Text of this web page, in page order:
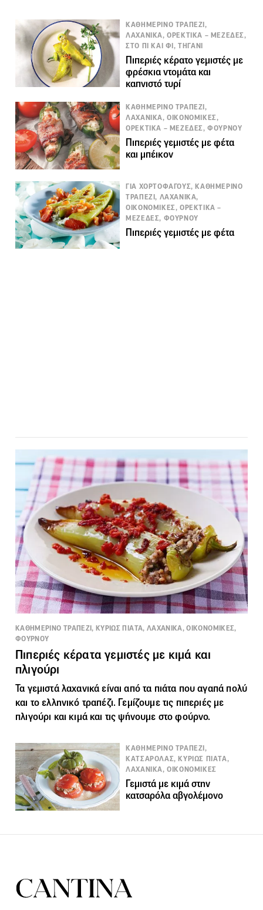
ΚΑΘΗΜΕΡΙΝΟ ΤΡΑΠΕΖΙ,
ΛΑΧΑΝΙΚΑ, ΟΡΕΚΤΙΚΑ – ΜΕΖΕΔΕΣ,
ΣΤΟ ΠΙ ΚΑΙ ΦΙ, ΤΗΓΑΝΙ
Πιπεριές κέρατο γεμιστές με
φρέσκια ντομάτα και
καπνιστό τυρί
ΚΑΘΗΜΕΡΙΝΟ ΤΡΑΠΕΖΙ,
ΛΑΧΑΝΙΚΑ, ΟΙΚΟΝΟΜΙΚΕΣ,
ΟΡΕΚΤΙΚΑ – ΜΕΖΕΔΕΣ, ΦΟΥΡΝΟΥ
Πιπεριές γεμιστές με φέτα
και μπέικον
ΓΙΑ ΧΟΡΤΟΦΑΓΟΥΣ, ΚΑΘΗΜΕΡΙΝΟ
ΤΡΑΠΕΖΙ, ΛΑΧΑΝΙΚΑ,
ΟΙΚΟΝΟΜΙΚΕΣ, ΟΡΕΚΤΙΚΑ –
ΜΕΖΕΔΕΣ, ΦΟΥΡΝΟΥ
Πιπεριές γεμιστές με φέτα
ΚΑΘΗΜΕΡΙΝΟ ΤΡΑΠΕΖΙ, ΚΥΡΙΩΣ ΠΙΑΤΑ, ΛΑΧΑΝΙΚΑ, ΟΙΚΟΝΟΜΙΚΕΣ,
ΦΟΥΡΝΟΥ
Πιπεριές κέρατα γεμιστές με κιμά και
πλιγούρι
Τα γεμιστά λαχανικά είναι από τα πιάτα που αγαπά πολύ
και το ελληνικό τραπέζι. Γεμίζουμε τις πιπεριές με
πλιγούρι και κιμά και τις ψήνουμε στο φούρνο.
ΚΑΘΗΜΕΡΙΝΟ ΤΡΑΠΕΖΙ,
ΚΑΤΣΑΡΟΛΑΣ, ΚΥΡΙΩΣ ΠΙΑΤΑ,
ΛΑΧΑΝΙΚΑ, ΟΙΚΟΝΟΜΙΚΕΣ
Γεμιστά με κιμά στην
κατσαρόλα αβγολέμονο